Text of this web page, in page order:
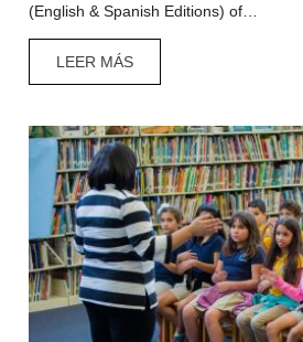
(English & Spanish Editions) of…
LEER MÁS